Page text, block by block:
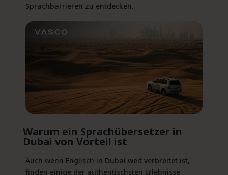
Sprachbarrieren zu entdecken.
Warum ein Sprachübersetzer in
Dubai von Vorteil ist
Auch wenn Englisch in Dubai weit verbreitet ist,
finden einige der authentischsten Erlebnisse